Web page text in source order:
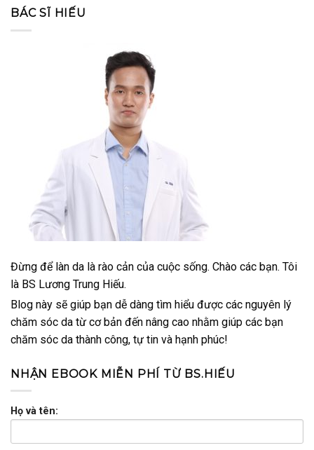
BÁC SĨ HIẾU
Đừng để làn da là rào cản của cuộc sống. Chào các bạn. Tôi
là BS Lương Trung Hiếu.
Blog này sẽ giúp bạn dễ dàng tìm hiểu được các nguyên lý
chăm sóc da từ cơ bản đến nâng cao nhằm giúp các bạn
chăm sóc da thành công, tự tin và hạnh phúc!
NHẬN EBOOK MIỄN PHÍ TỪ BS.HIẾU
Họ và tên: